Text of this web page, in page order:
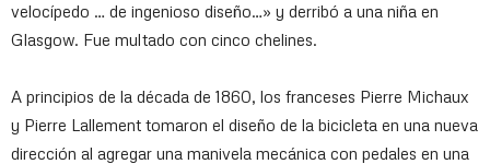
velocípedo … de ingenioso diseño…» y derribó a una niña en
Glasgow. Fue multado con cinco chelines.
A principios de la década de 1860, los franceses Pierre Michaux
y Pierre Lallement tomaron el diseño de la bicicleta en una nueva
dirección al agregar una manivela mecánica con pedales en una